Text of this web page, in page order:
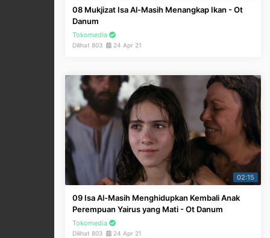
08 Mukjizat Isa Al-Masih Menangkap Ikan - Ot
Danum
Tokomedia
Dilihat 803 24 Apr 21
02:15
09 Isa Al-Masih Menghidupkan Kembali Anak
Perempuan Yairus yang Mati - Ot Danum
Tokomedia
Dilihat 803 24 Apr 21